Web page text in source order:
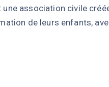
une association civile
de leurs enfants,